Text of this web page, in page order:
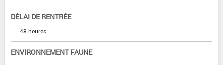
DÉLAI DE RENTRÉE
- 48 heures
ENVIRONNEMENT FAUNE